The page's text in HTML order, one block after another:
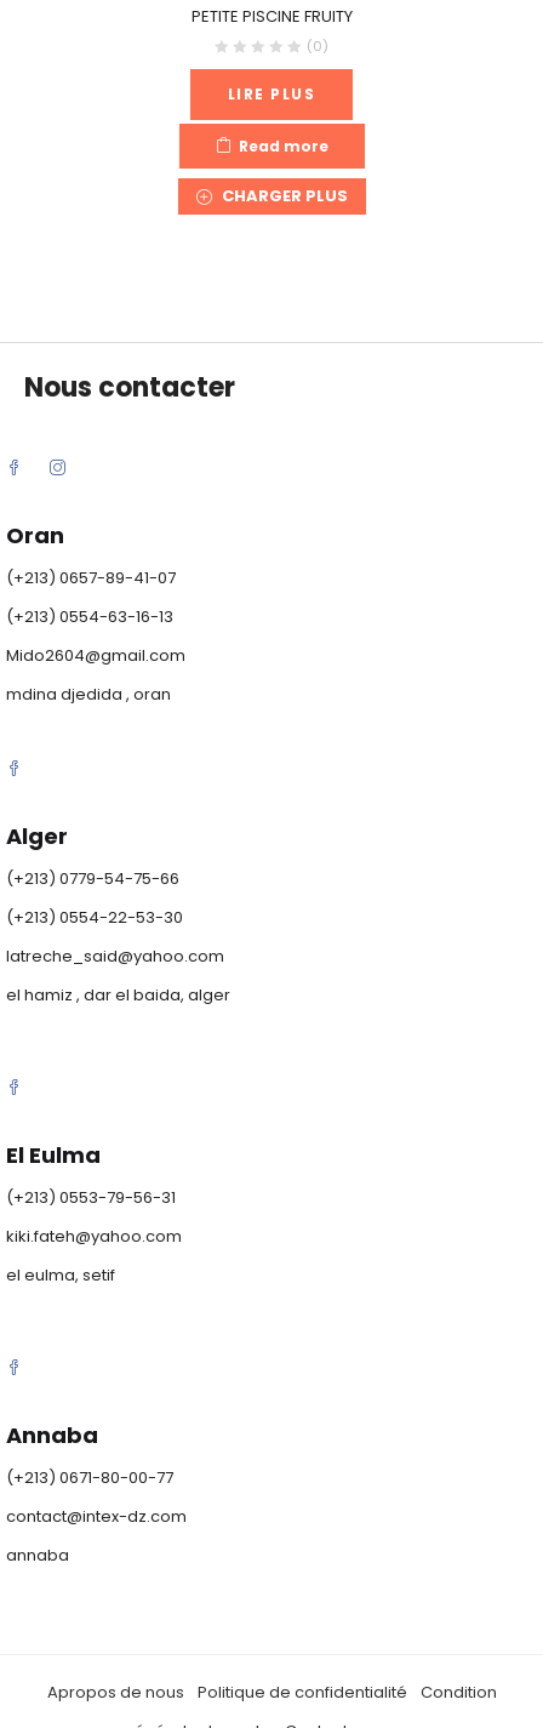
PETITE PISCINE FRUITY
(0)
LIRE PLUS
Read more
CHARGER PLUS
Nous contacter
Oran
(+213) 0657-89-41-07
(+213) 0554-63-16-13
Mido2604@gmail.com
mdina djedida , oran
Alger
(+213) 0779-54-75-66
(+213) 0554-22-53-30
latreche_said@yahoo.com
el hamiz , dar el baida, alger
El Eulma
(+213) 0553-79-56-31
kiki.fateh@yahoo.com
el eulma, setif
Annaba
(+213) 0671-80-00-77
contact@intex-dz.com
annaba
Apropos de nous Politique de confidentialité
Condition